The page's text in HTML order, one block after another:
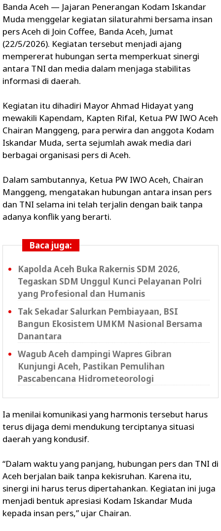
Banda Aceh — Jajaran Penerangan Kodam Iskandar
Muda menggelar kegiatan silaturahmi bersama insan
pers Aceh di Join Coffee, Banda Aceh, Jumat
(22/5/2026). Kegiatan tersebut menjadi ajang
mempererat hubungan serta memperkuat sinergi
antara TNI dan media dalam menjaga stabilitas
informasi di daerah.
Kegiatan itu dihadiri Mayor Ahmad Hidayat yang
mewakili Kapendam, Kapten Rifal, Ketua PW IWO Aceh
Chairan Manggeng, para perwira dan anggota Kodam
Iskandar Muda, serta sejumlah awak media dari
berbagai organisasi pers di Aceh.
Dalam sambutannya, Ketua PW IWO Aceh, Chairan
Manggeng, mengatakan hubungan antara insan pers
dan TNI selama ini telah terjalin dengan baik tanpa
adanya konflik yang berarti.
Baca juga:
Kapolda Aceh Buka Rakernis SDM 2026,
Tegaskan SDM Unggul Kunci Pelayanan Polri
yang Profesional dan Humanis
Tak Sekadar Salurkan Pembiayaan, BSI
Bangun Ekosistem UMKM Nasional Bersama
Danantara
Wagub Aceh dampingi Wapres Gibran
Kunjungi Aceh, Pastikan Pemulihan
Pascabencana Hidrometeorologi
Ia menilai komunikasi yang harmonis tersebut harus
terus dijaga demi mendukung terciptanya situasi
daerah yang kondusif.
“Dalam waktu yang panjang, hubungan pers dan TNI di
Aceh berjalan baik tanpa kekisruhan. Karena itu,
sinergi ini harus terus dipertahankan. Kegiatan ini juga
menjadi bentuk apresiasi Kodam Iskandar Muda
kepada insan pers,” ujar Chairan.